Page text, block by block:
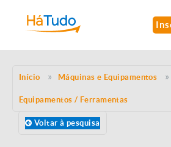
Início Máquinas e Equipamentos
Equipamentos / Ferramentas
Voltar à pesquisa